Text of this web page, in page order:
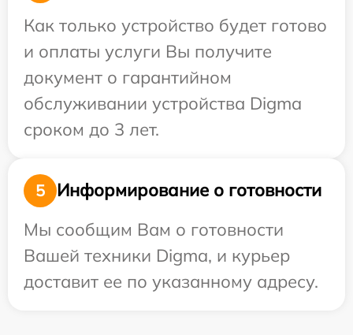
Как только устройство будет готово
и оплаты услуги Вы получите
документ о гарантийном
обслуживании устройства Digma
сроком до 3 лет.
5
Информирование о готовности
Мы сообщим Вам о готовности
Вашей техники Digma, и курьер
доставит ее по указанному адресу.